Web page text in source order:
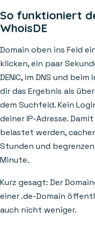
So funktioniert
WhoisDE
Domain oben ins Feld
klicken, ein paar
DENIC, im DNS und
dir das Ergebnis als
dem Suchfeld. Kein
deiner IP-Adresse.
belastet werden,
Stunden und
Minute.
Kurz gesagt: Der
einer .de-Domain
auch nicht weniger.